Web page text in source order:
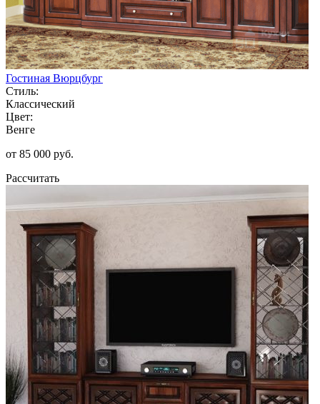
Гостиная Вюрцбург
Стиль:
Классический
Цвет:
Венге
от 85 000 руб.
Рассчитать